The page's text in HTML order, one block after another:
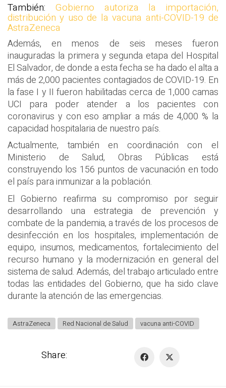
También: Gobierno autoriza la importación,
distribución y uso de la vacuna anti-COVID-19 de
AstraZeneca
Además, en menos de seis meses fueron
inauguradas la primera y segunda etapa del Hospital
El Salvador, de donde a esta fecha se ha dado el alta a
más de 2,000 pacientes contagiados de COVID-19. En
la fase I y II fueron habilitadas cerca de 1,000 camas
UCI para poder atender a los pacientes con
coronavirus y con eso ampliar a más de 4,000 % la
capacidad hospitalaria de nuestro país.
Actualmente, también en coordinación con el
Ministerio de Salud, Obras Públicas está
construyendo los 156 puntos de vacunación en todo
el país para inmunizar a la población.
El Gobierno reafirma su compromiso por seguir
desarrollando una estrategia de prevención y
combate de la pandemia, a través de los procesos de
desinfección en los hospitales, implementación de
equipo, insumos, medicamentos, fortalecimiento del
recurso humano y la modernización en general del
sistema de salud. Además, del trabajo articulado entre
todas las entidades del Gobierno, que ha sido clave
durante la atención de las emergencias.
AstraZeneca Red Nacional de Salud vacuna anti-COVID
Share: